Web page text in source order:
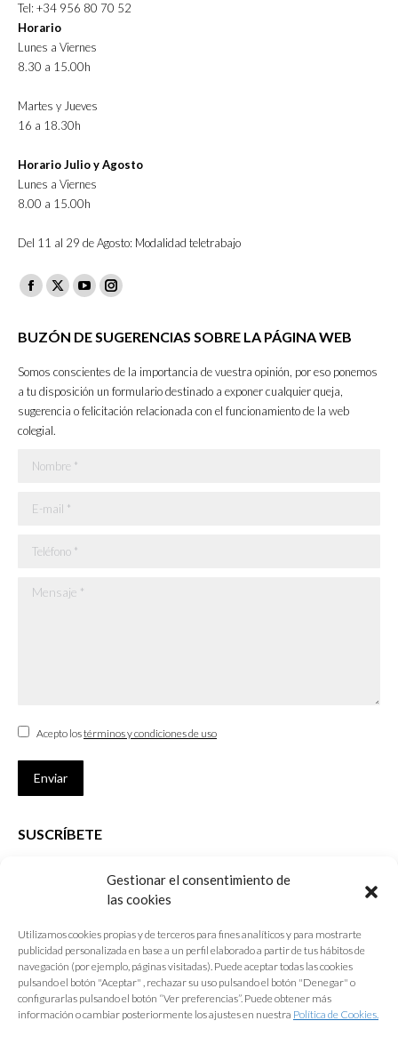
Gestionar el consentimiento de
las cookies
Utilizamos cookies propias y de terceros para fines analíticos y para mostrarte
publicidad personalizada en base a un perfil elaborado a partir de tus hábitos de
navegación (por ejemplo, páginas visitadas). Puede aceptar todas las cookies
pulsando el botón "Aceptar" , rechazar su uso pulsando el botón "Denegar" o
configurarlas pulsando el botón “Ver preferencias”. Puede obtener más
información o cambiar posteriormente los ajustes en nuestra Política de Cookies.
Tel: +34 956 80 70 52
Horario
Lunes a Viernes
8.30 a 15.00h
Martes y Jueves
16 a 18.30h
Horario Julio y Agosto
Lunes a Viernes
8.00 a 15.00h
Del 11 al 29 de Agosto: Modalidad teletrabajo
Facebook
opens
new
window
X
opens
new
window
YouTube
opens
new
window
Instagram
opens
in
new
window
BUZÓN DE SUGERENCIAS SOBRE LA PÁGINA WEB
Somos conscientes de la importancia de vuestra opinión, por eso ponemos
a tu disposición un formulario destinado a exponer cualquier queja,
sugerencia o felicitación relacionada con el funcionamiento de la web
colegial.
Nombre *
E-mail *
Teléfono *
Mensaje *
Acepto lostérminos y condiciones de uso
Enviar
SUSCRÍBETE
que desarrolla el Colegio de Arquitectos de Cádiz
E-mail *
Acepto lostérminos y condiciones de uso